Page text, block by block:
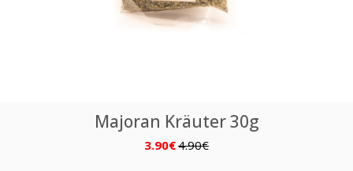
Majoran Kräuter 30g
3.90€4.90€